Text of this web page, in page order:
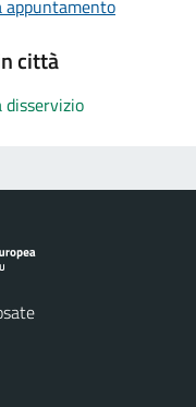
appuntamento
città
disservizio